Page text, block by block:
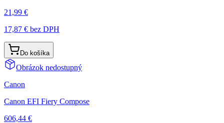
21,99 €
17,87 € bez DPH
Do košíka
Obrázok nedostupný
Canon
Canon EFI Fiery Compose
606,44 €